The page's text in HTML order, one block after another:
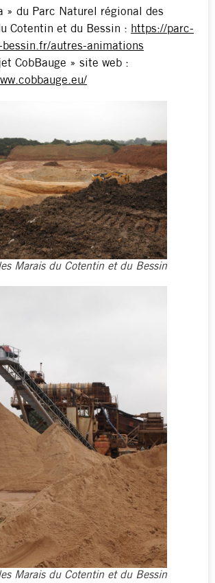
» du Parc Naturel régional des
Cotentin et du Bessin : https://parc-
autres-animations
CobBauge » site web :
Marais du Cotentin et du Bessin
Marais du Cotentin et du Bessin